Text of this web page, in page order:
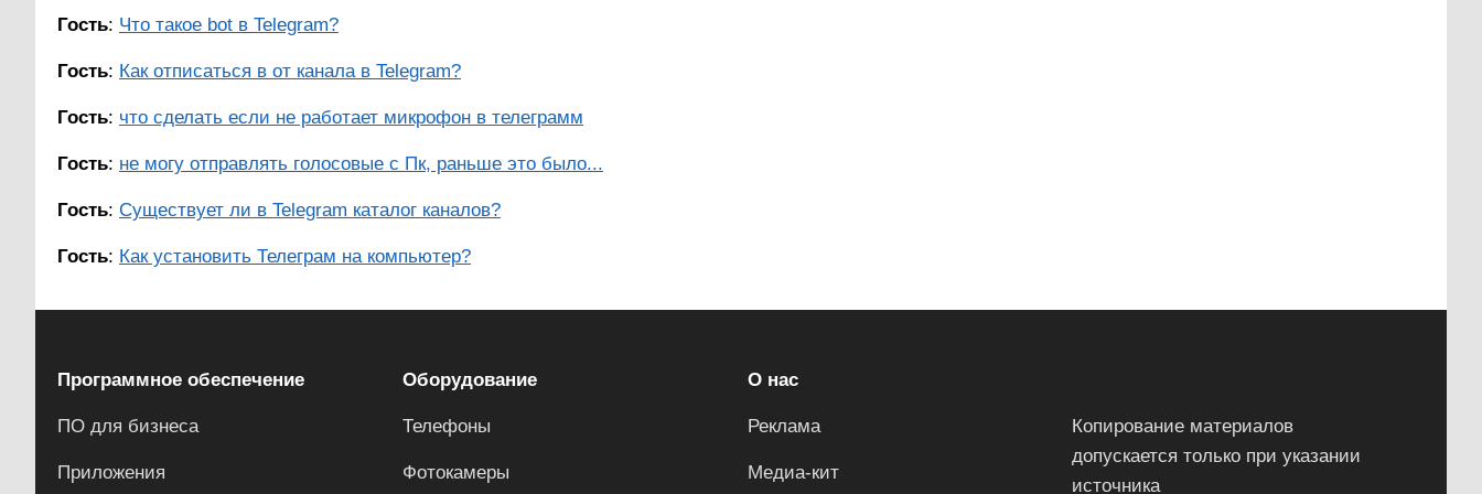
Гость: Что такое bot в Telegram?
Гость: Как отписаться в от канала в Telegram?
Гость: что сделать если не работает микрофон в телеграмм
Гость: не могу отправлять голосовые с Пк, раньше это было...
Гость: Существует ли в Telegram каталог каналов?
Гость: Как установить Телеграм на компьютер?
Программное обеспечение
ПО для бизнеса
Приложения
Оборудование
Телефоны
Фотокамеры
О нас
Реклама
Медиа-кит
Копирование материалов
допускается только при указании
источника